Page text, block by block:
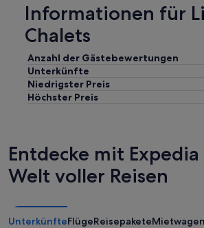
Informationen für
Chalets
Anzahl der Gästebewertungen
Unterkünfte
Niedrigster Preis
Höchster Preis
Entdecke mit
Welt voller Reisen
UnterkünfteFlügeReisepaketeMietwagen